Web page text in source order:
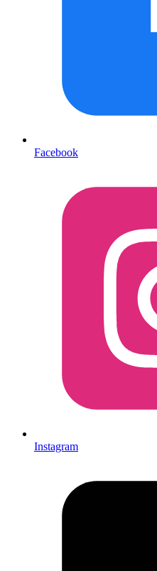
Facebook
Instagram